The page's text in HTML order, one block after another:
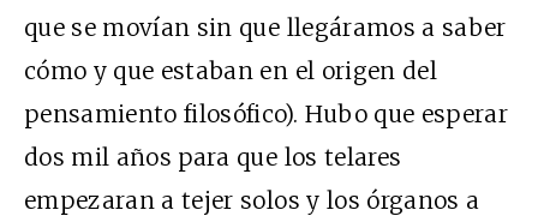
que se movían sin que llegáramos a saber
cómo y que estaban en el origen del
pensamiento filosófico). Hubo que esperar
dos mil años para que los telares
empezaran a tejer solos y los órganos a